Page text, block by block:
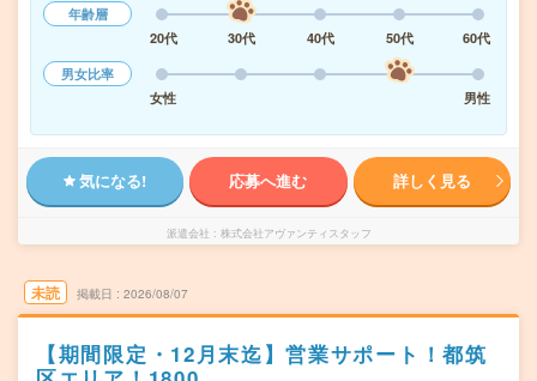
年齢層
20代
30代 40代 50代
60代
男女比率
女性
男性
気になる! 応募へ進む 詳しく見る
派遣会社 株式会社アヴァンティスタッフ
未読 掲載日 2026/08/07
【期間限定・12月末迄】営業サポート！都筑